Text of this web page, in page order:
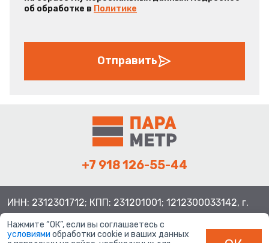
об обработке в Политике
Отправить
+7 918 126-55-44
ИНН: 2312301712; КПП: 231201001; 1212300033142, г.
Краснодар ул. Просторная, 21, индекс 350080
Нажмите “ОК”, если вы соглашаетесь с
условиями обработки cookie и ваших данных